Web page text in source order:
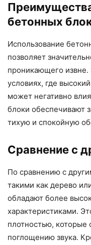
бетонных
Использование
позволяет
проникающего извне.
условиях, где
может негативно
блоки обеспечивают
тихую и спокойную
Сравнение с
По сравнению с
такими как дерево
обладают более
характеристиками.
плотностью, которые
поглощению звука.